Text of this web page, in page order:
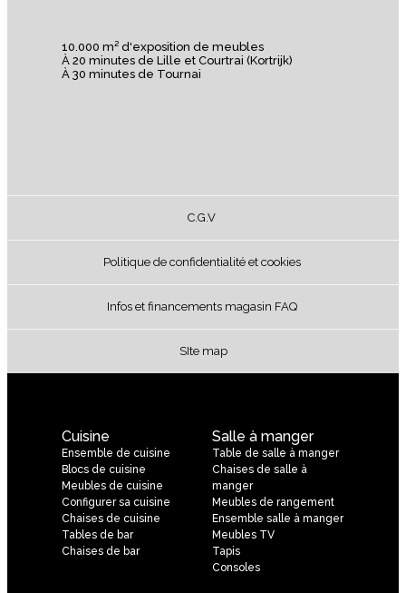
10.000 m² d'exposition de meubles
À 20 minutes de Lille et Courtrai (Kortrijk)
À 30 minutes de Tournai
C.G.V
Politique de confidentialité et cookies
Infos et financements magasin FAQ
SIte map
Cuisine
Ensemble de cuisine
Blocs de cuisine
Meubles de cuisine
Configurer sa cuisine
Chaises de cuisine
Tables de bar
Chaises de bar
Salle à manger
Table de salle à manger
Chaises de salle à
manger
Meubles de rangement
Ensemble salle à manger
Meubles TV
Tapis
Consoles